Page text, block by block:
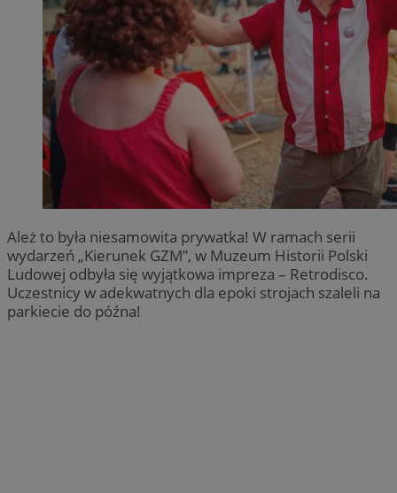
Ależ to była niesamowita prywatka! W ramach serii
wydarzeń „Kierunek GZM”, w Muzeum Historii Polski
Ludowej odbyła się wyjątkowa impreza – Retrodisco.
Uczestnicy w adekwatnych dla epoki strojach szaleli na
parkiecie do późna!